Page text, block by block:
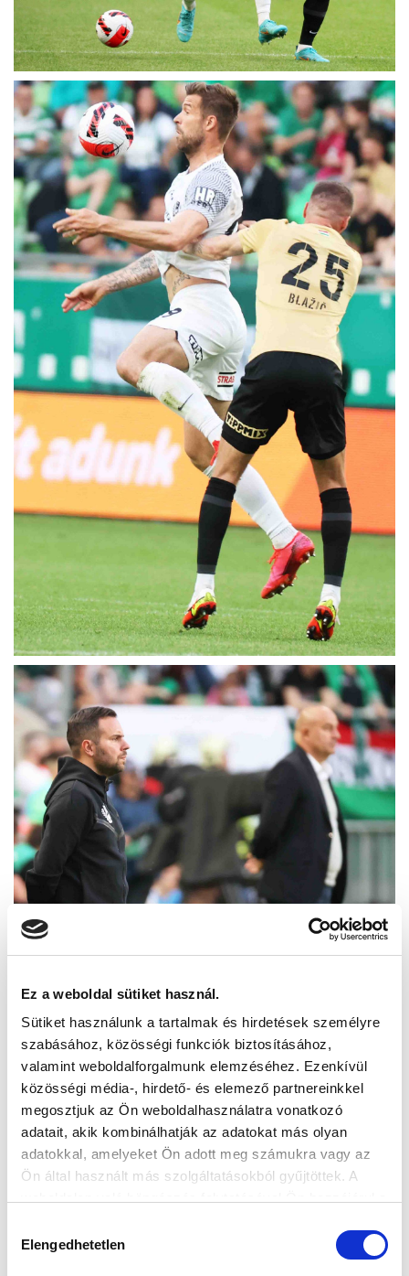
Ez a weboldal sütiket használ.
Sütiket használunk a tartalmak és hirdetések személyre
szabásához, közösségi funkciók biztosításához,
valamint weboldalforgalmunk elemzéséhez. Ezenkívül
közösségi média-, hirdető- és elemező partnereinkkel
megosztjuk az Ön weboldalhasználatra vonatkozó
adatait, akik kombinálhatják az adatokat más olyan
adatokkal, amelyeket Ön adott meg számukra vagy az
Ön által használt más szolgáltatásokból gyűjtöttek. A
kiválasztása
Elengedhetetlen